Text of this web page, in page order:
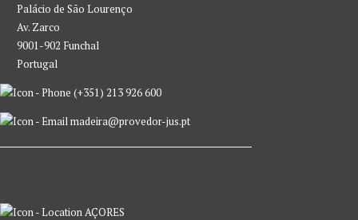
Palácio de São Lourenço
Av. Zarco
9001-902 Funchal
Portugal
(+351) 213 926 600
madeira@provedor-jus.pt
AÇORES